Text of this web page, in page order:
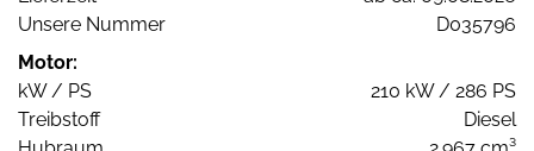
Unsere Nummer
D035796
Motor:
kW / PS
210 kW / 286 PS
Treibstoff
Diesel